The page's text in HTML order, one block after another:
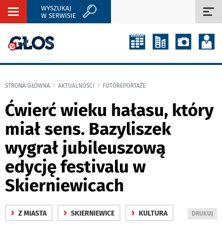
Rozwiń
WYSZUKAJ
W SERWISIE
STRONA GŁÓWNA AKTUALNOŚCI FOTOREPORTAŻE
Ćwierć wieku hałasu, który
miał sens. Bazyliszek
wygrał jubileuszową
edycję festivalu w
Skierniewicach
› Z MIASTA › SKIERNIEWICE › KULTURA
WYDRUKUJ
DRUKUJ